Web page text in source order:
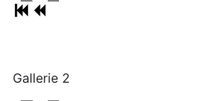
Gallerie 2